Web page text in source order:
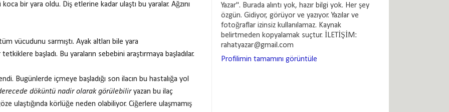
bir yara oldu. Diş etlerine kadar ulaştı bu yaralar. Ağzını
vücudunu sarmıştı. Ayak altları bile yara
başladı. Bu yaraların sebebini araştırmaya başladılar.
Bugünlerde içmeye başladığı son ilacın bu hastalığa yol
döküntü nadir olarak görülebiliryazan bu ilaç
ulaştığında körlüğe neden olabiliyor. Ciğerlere ulaşmamış
Yazar". Burada alıntı yok, hazır bilgi yok. Her şey
özgün. Gidiyor, görüyor ve yazıyor. Yazılar ve
fotoğraflar izinsiz kullanılamaz. Kaynak
belirtmeden kopyalamak suçtur. İLETİŞİM:
rahatyazar@gmail.com
Profilimin tamamını görüntüle